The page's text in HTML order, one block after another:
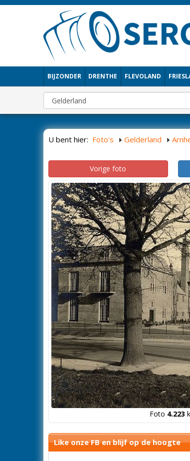
BIJZONDER DRENTHE FLEVOLAND
U bent hier: Foto's Gelderland
Vorige foto
Foto 4.223
Like onze FB en blijf op de hoogte